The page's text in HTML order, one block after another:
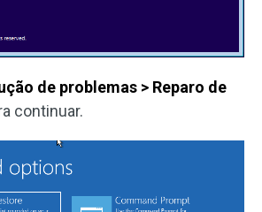
de problemas > Reparo de
continuar.